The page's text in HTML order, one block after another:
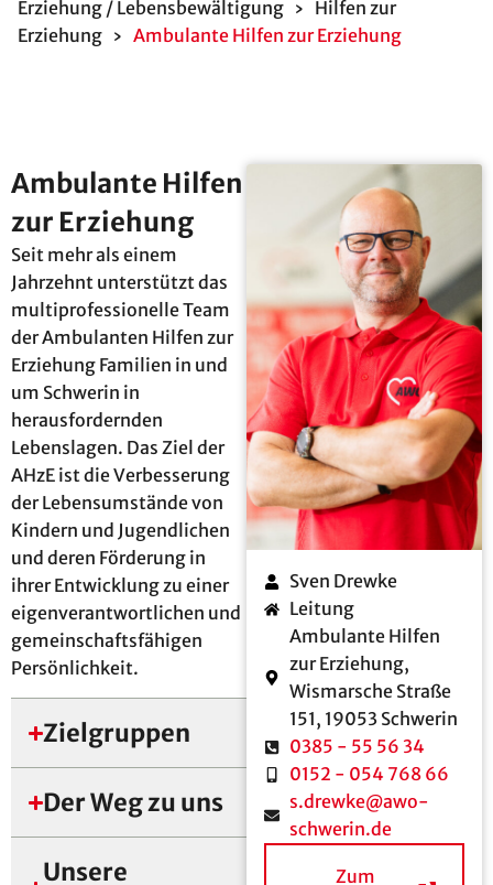
Erziehung / Lebensbewältigung › Hilfen zur
Erziehung › Ambulante Hilfen zur Erziehung
Ambulante Hilfen
zur Erziehung
Seit mehr als einem
Jahrzehnt unterstützt das
multiprofessionelle Team
der Ambulanten Hilfen zur
Erziehung Familien in und
um Schwerin in
herausfordernden
Lebenslagen. Das Ziel der
AHzE ist die Verbesserung
der Lebensumstände von
Kindern und Jugendlichen
und deren Förderung in
ihrer Entwicklung zu einer
eigenverantwortlichen und
gemeinschaftsfähigen
Persönlichkeit.
Zielgruppen
Der Weg zu uns
Unsere
Sven Drewke
Leitung
Ambulante Hilfen
zur Erziehung,
Wismarsche Straße
151, 19053 Schwerin
0385 - 55 56 34
0152 - 054 768 66
s.drewke@awo-
schwerin.de
Zum